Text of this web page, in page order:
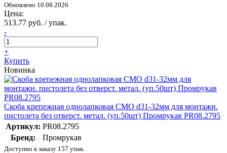
Обновлено 10.08.2026
Цена:
513.77 руб. / упак.
-
+
Купить
Новинка
Скоба крепежная однолапковая СМО d31-32мм для монтажн.
пистолета без отверст. метал. (уп.50шт) Промрукав PR08.2795
Артикул: PR08.2795
Бренд:
Промрукав
Доступно к заказу 157 упак.